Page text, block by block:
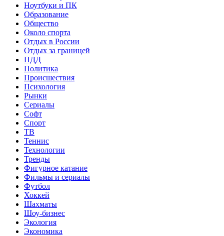
Ноутбуки и ПК
Образование
Общество
Около спорта
Отдых в России
Отдых за границей
ПДД
Политика
Происшествия
Психология
Рынки
Сериалы
Софт
Спорт
ТВ
Теннис
Технологии
Тренды
Фигурное катание
Фильмы и сериалы
Футбол
Хоккей
Шахматы
Шоу-бизнес
Экология
Экономика